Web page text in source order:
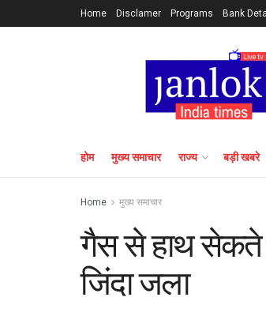
Home Disclamer Programs Bank
होम मुख्य समाचार राज्य बड़ी खबरे
Home मुख्य समाचार
गैस से हाथ
जिंदा जला